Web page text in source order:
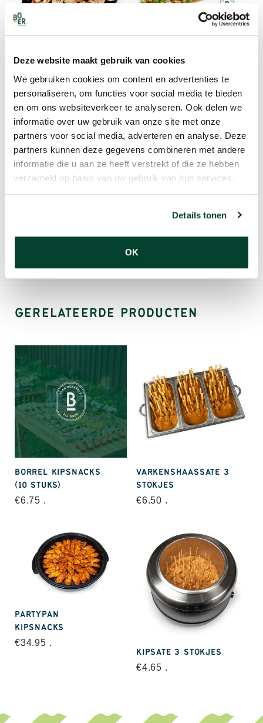
Deze website maakt gebruik van cookies
We gebruiken cookies om content en advertenties te
personaliseren, om functies voor social media te bieden
en om ons websiteverkeer te analyseren. Ook delen we
informatie over uw gebruik van onze site met onze
partners voor social media, adverteren en analyse. Deze
partners kunnen deze gegevens combineren met andere
informatie die u aan ze heeft verstrekt of die ze hebben
verzameld op basis van uw gebruik van hun services.
Details tonen
OK
LUXE HAPJES
€1.39 .
PINCHOS
€1.99 .
AMUSE HAPJES
VLEESSALADE
€
GERELATEERDE PRODUCTEN
BORREL KIPSNACKS
(10 STUKS)
€6.75 .
VARKENSHAASSATE 3
STOKJES
€6.50 .
PARTYPAN
KIPSNACKS
€34.95 .
KIPSATE 3 STOKJES
€4.65 .